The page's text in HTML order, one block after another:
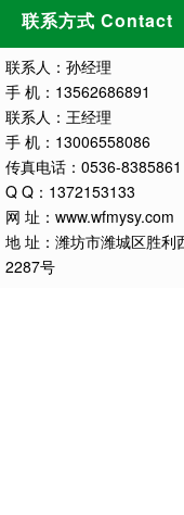
联系方式 Contact
联系人：孙经理
手 机：13562686891
联系人：王经理
手 机：13006558086
传真电话：0536-8385861
Q Q：1372153133
网 址：www.wfmysy.com
地 址：潍坊市潍城区胜利
2287号